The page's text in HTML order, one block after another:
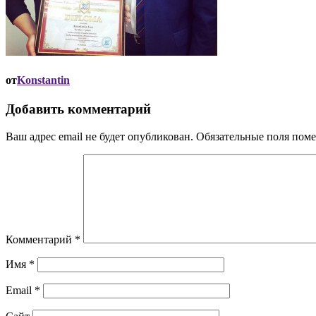
отKonstantin
Добавить комментарий
Ваш адрес email не будет опубликован. Обязательные поля
Комментарий *
Имя *
Email *